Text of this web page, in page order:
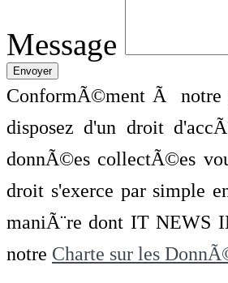
Message
ConformÃ©ment Ã notre
disposez d'un droit
donnÃ©es collectÃ©es
droit s'exerce par simple
maniÃ¨re dont IT NEWS
notre Charte sur les